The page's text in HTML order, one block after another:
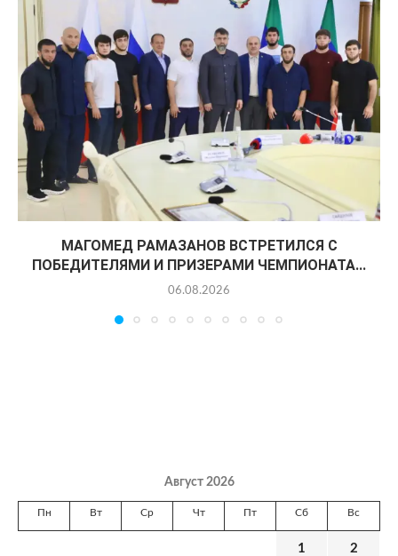
МАГОМЕД РАМАЗАНОВ ВСТРЕТИЛСЯ С
ПОБЕДИТЕЛЯМИ И ПРИЗЕРАМИ ЧЕМПИОНАТА...
06.08.2026
Август 2026
Пн Вт Ср Чт Пт Сб Вс
1 2